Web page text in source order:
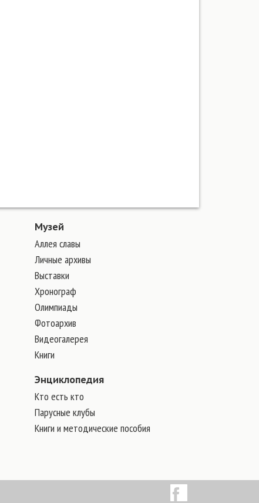
Музей
Аллея славы
Личные архивы
Выставки
Хронограф
Олимпиады
Фотоархив
Видеогалерея
Книги
Энциклопедия
Кто есть кто
Парусные клубы
Книги и методические пособия